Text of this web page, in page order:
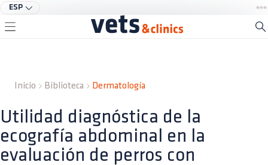
ESP
Inicio Biblioteca Dermatología
Utilidad diagnóstica de la
ecografía abdominal en la
evaluación de perros con